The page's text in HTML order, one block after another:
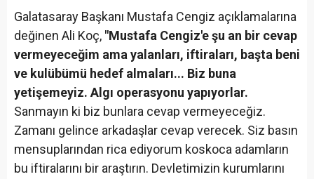
Galatasaray Başkanı Mustafa Cengiz açıklamalarına
değinen Ali Koç, "Mustafa Cengiz'e şu an bir cevap
vermeyeceğim ama yalanları, iftiraları, başta beni
ve kulübümü hedef almaları... Biz buna
yetişemeyiz. Algı operasyonu yapıyorlar.
Sanmayın ki biz bunlara cevap vermeyeceğiz.
Zamanı gelince arkadaşlar cevap verecek. Siz basın
mensuplarından rica ediyorum koskoca adamların
bu iftiralarını bir araştırın. Devletimizin kurumlarını